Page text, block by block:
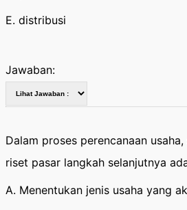
E. distribusi
Jawaban:
Dalam proses perencanaan
riset pasar langkah selanjutnya
A. Menentukan jenis usaha yang